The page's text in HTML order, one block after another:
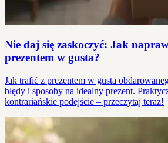
Nie daj się zaskoczyć: Jak
prezentem w gusta?
Jak trafić z prezentem w gusta
błędy i sposoby na idealny prezent.
kontrariańskie podejście – przeczytaj teraz!